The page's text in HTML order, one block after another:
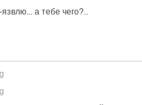
а тебе чего?..